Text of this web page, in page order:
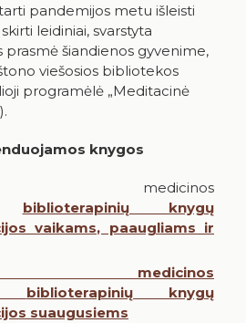
pandemijos metu išleisti
leidiniai, svarstyta
prasmė šiandienos gyvenime,
viešosios bibliotekos
programėlė „Meditacinė
knygos
medicinos
biblioterapinių knygų
vaikams, paaugliams ir
medicinos
biblioterapinių knygų
suaugusiems